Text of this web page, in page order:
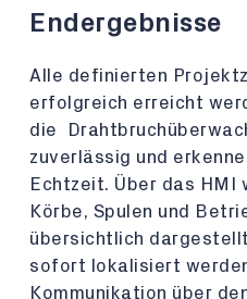
Endergebnisse
Alle definierten
erfolgreich erreicht
die
zuverlässig und
Echtzeit. Über das HMI
Körbe, Spulen und
übersichtlich
sofort lokalisiert
Kommunikation über